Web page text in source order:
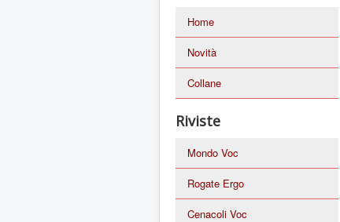
Home
Novità
Collane
Riviste
Mondo Voc
Rogate Ergo
Cenacoli Voc